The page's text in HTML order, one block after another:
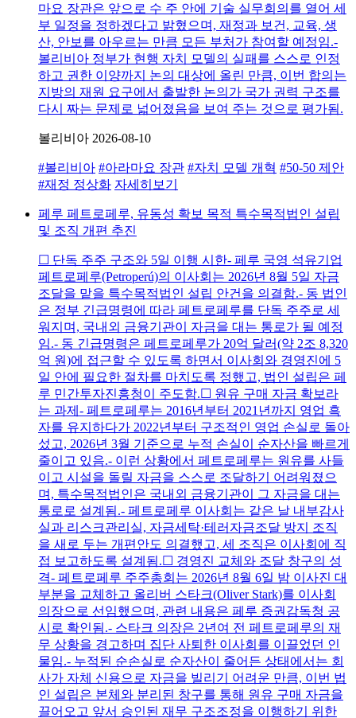
마요 장관은 앞으로 수 주 안에 기술 실무회의를 열어 세
부 일정을 정하겠다고 밝혔으며, 재정과 보건, 교육, 생
산, 안보를 아우르는 만큼 모든 부처가 참여할 예정임.-
볼리비아 정부가 현행 자치 모델의 실패를 스스로 인정
하고 권한 이양까지 논의 대상에 올린 만큼, 이번 합의는
지방의 재원 요구에서 출발한 논의가 국가 권력 구조를
다시 짜는 문제로 넓어졌음을 보여 주는 것으로 평가됨.
볼리비아 2026-08-10
#볼리비아 #아라마요 장관 #자치 모델 개혁 #50-50 제안
#재정 정상화 자세히보기
페루 페트로페루, 유동성 확보 목적 특수목적법인 설립
및 조직 개편 추진
☐ 단독 주주 구조와 5일 이행 시한- 페루 국영 석유기업
페트로페루(Petroperú)의 이사회는 2026년 8월 5일 자금
조달을 맡을 특수목적법인 설립 안건을 의결함.- 동 법인
은 정부 긴급명령에 따라 페트로페루를 단독 주주로 세
워지며, 국내외 금융기관이 자금을 대는 통로가 될 예정
임.- 동 긴급명령은 페트로페루가 20억 달러(약 2조 8,320
억 원)에 접근할 수 있도록 하면서 이사회와 경영진에 5
일 안에 필요한 절차를 마치도록 정했고, 법인 설립은 페
루 민간투자진흥청이 주도함.☐ 원유 구매 자금 확보라
는 과제- 페트로페루는 2016년부터 2021년까지 영업 흑
자를 유지하다가 2022년부터 구조적인 영업 손실로 돌아
섰고, 2026년 3월 기준으로 누적 손실이 순자산을 빠르게
줄이고 있음.- 이런 상황에서 페트로페루는 원유를 사들
이고 시설을 돌릴 자금을 스스로 조달하기 어려워졌으
며, 특수목적법인은 국내외 금융기관이 그 자금을 대는
통로로 설계됨.- 페트로페루 이사회는 같은 날 내부감사
실과 리스크관리실, 자금세탁·테러자금조달 방지 조직
을 새로 두는 개편안도 의결했고, 세 조직은 이사회에 직
접 보고하도록 설계됨.☐ 경영진 교체와 조달 창구의 성
격- 페트로페루 주주총회는 2026년 8월 6일 밤 이사진 대
부분을 교체하고 올리버 스타크(Oliver Stark)를 이사회
의장으로 선임했으며, 관련 내용은 페루 증권감독청 공
시로 확인됨.- 스타크 의장은 2년여 전 페트로페루의 재
무 상황을 경고하며 집단 사퇴한 이사회를 이끌었던 인
물임.- 누적된 순손실로 순자산이 줄어든 상태에서는 회
사가 자체 신용으로 자금을 빌리기 어려운 만큼, 이번 법
인 설립은 본체와 분리된 창구를 통해 원유 구매 자금을
끌어오고 앞서 승인된 재무 구조조정을 이행하기 위한